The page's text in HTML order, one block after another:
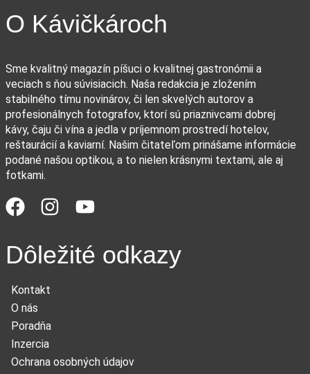
O Kávičkároch
Sme kvalitný magazín píšuci o kvalitnej gastronómii a
veciach s ňou súvisiacich. Naša redakcia je zložením
stabilného tímu novinárov, či len skvelých autorov a
profesionálnych fotografov, ktorí sú priaznivcami dobrej
kávy, čaju či vína a jedla v príjemnom prostredí hotelov,
reštaurácií a kaviarní. Našim čitateľom prinášame informácie
podané našou optikou, a to nielen krásnymi textami, ale aj
fotkami.
Dôležité odkazy
Kontakt
O nás
Poradňa
Inzercia
Ochrana osobných údajov